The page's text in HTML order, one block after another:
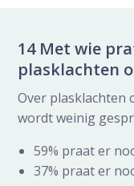
14 Met wie
plasklachten
Over plasklachten
wordt weinig
59% praat er
37% praat er